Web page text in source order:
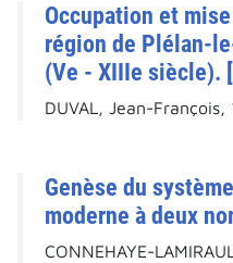
Occupation et
région de Plélan-
(Ve - XIIIe
DUVAL, Jean-François,
Genèse du
moderne à deux
CONNEHAYE-